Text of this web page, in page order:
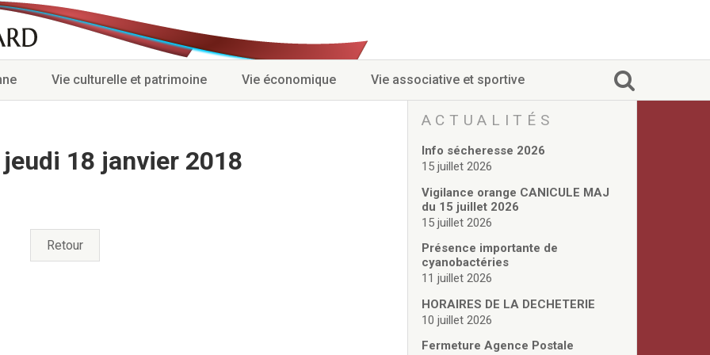
Vie culturelle et patrimoine Vie économique Vie associative et sportive
18 janvier 2018
Retour
ACTUALITÉS
Info sécheresse 2026
15 juillet 2026
Vigilance orange CANICULE MAJ
du 15 juillet 2026
15 juillet 2026
Présence importante de
cyanobactéries
11 juillet 2026
HORAIRES DE LA DECHETERIE
10 juillet 2026
Fermeture Agence Postale